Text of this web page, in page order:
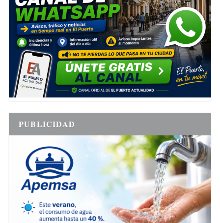
PUBLICIDAD